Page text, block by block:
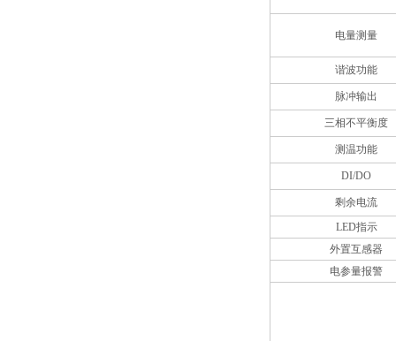
电量测量
谐波功能
脉冲输出
三相不平衡度
测温功能
DI/DO
剩余电流
LED指示
外置互感器
电参量报警